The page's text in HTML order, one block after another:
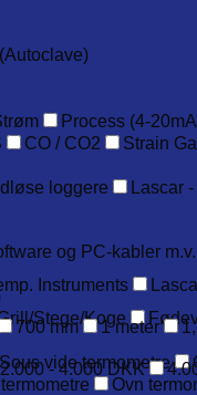
Process (4-
CO / CO2
Strain
loggere Lascar
og PC-kabler m.v.
Stege/Koge
Sous vide termometre
Ovn
Instruments
700 mm 1 meter
2.000 - 4.000 DKK